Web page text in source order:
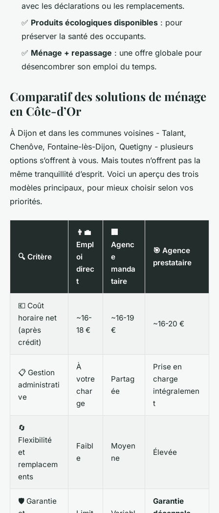
avec les déclarations ou les remplacements.
✅ Produits écologiques disponibles : pour
préserver la santé des occupants.
✅ Ménage + repassage : une offre globale pour
désencombrer son emploi du temps.
Comparatif des solutions de ménage
en Côte-d’Or
À Dijon et dans les communes voisines - Talant,
Chenôve, Fontaine-lès-Dijon, Quetigny - plusieurs
options s’offrent à vous. Mais toutes n’offrent pas la
même tranquillité d’esprit. Voici un aperçu des trois
modèles principaux, pour mieux choisir selon vos
priorités.
🔍 Critère
👨‍💼
Empl
oi
direc
t
🏢
Agenc
e
manda
taire
🎯 Agence
prestataire
💶 Coût
horaire net
(après
crédit)
~16-
18 €
~16-19
€
~16-20 €
📋 Gestion
administrati
ve
À
votre
char
ge
Partag
ée
Prise en
charge
intégralemen
t
🔄
Flexibilité
et
remplacem
ents
Faibl
e
Moyen
ne
Élevée
🛡️ Garantie
Garantie